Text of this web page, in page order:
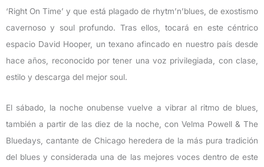
‘Right On Time’ y que está plagado de rhytm’n’blues, de exostismo
cavernoso y soul profundo. Tras ellos, tocará en este céntrico
espacio David Hooper, un texano afincado en nuestro país desde
hace años, reconocido por tener una voz privilegiada, con clase,
estilo y descarga del mejor soul.
El sábado, la noche onubense vuelve a vibrar al ritmo de blues,
también a partir de las diez de la noche, con Velma Powell & The
Bluedays, cantante de Chicago heredera de la más pura tradición
del blues y considerada una de las mejores voces dentro de este